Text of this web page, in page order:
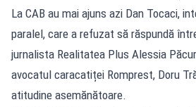
La CAB au mai ajuns azi Dan Tocaci,
paralel, care a refuzat să răspundă
jurnalista Realitatea Plus Alessia
avocatul caracatiței Romprest, Doru
atitudine asemănătoare.